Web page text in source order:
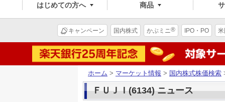
はじめての方へ 商品
キャンペーン 国内株式 かぶミニ® IPO・PO
ホーム > マーケット情報 > 国内株式株価検索
ＦＵＪＩ(6134) ニュース